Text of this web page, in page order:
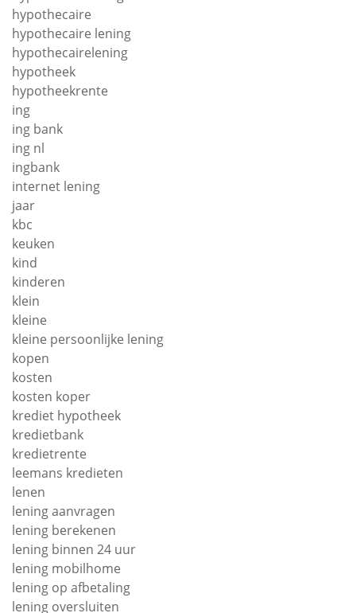
hypothecaire
hypothecaire lening
hypothecairelening
hypotheek
hypotheekrente
ing
ing bank
ing nl
ingbank
internet lening
jaar
kbc
keuken
kind
kinderen
klein
kleine
kleine persoonlijke lening
kopen
kosten
kosten koper
krediet hypotheek
kredietbank
kredietrente
leemans kredieten
lenen
lening aanvragen
lening berekenen
lening binnen 24 uur
lening mobilhome
lening op afbetaling
lening oversluiten